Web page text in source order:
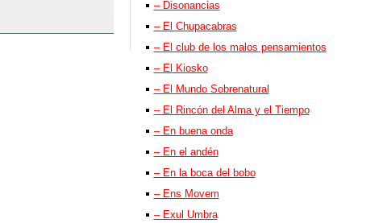
– Disonancias
– El Chupacabras
– El club de los malos pensamientos
– El Kiosko
– El Mundo Sobrenatural
– El Rincón del Alma y el Tiempo
– En buena onda
– En el andén
– En la boca del bobo
– Ens Movem
– Exul Umbra